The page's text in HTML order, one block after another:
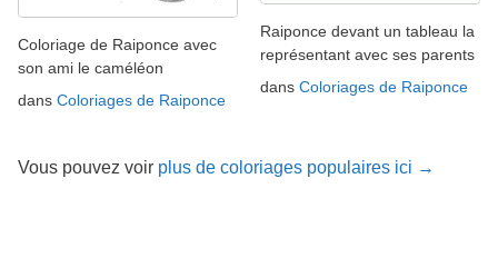
Coloriage de Raiponce avec
son ami le caméléon
dans Coloriages de Raiponce
Raiponce devant un tableau la
représentant avec ses parents
dans Coloriages de Raiponce
Vous pouvez voir plus de coloriages populaires ici →